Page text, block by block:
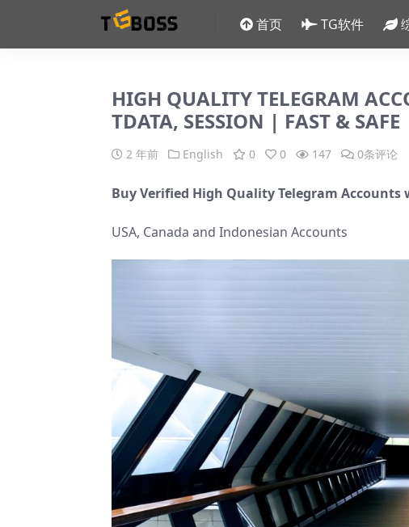
首页 TG软件
HIGH QUALITY TELEGRAM
TDATA, SESSION | FAST & SAFE
2 年前 English 0 0 147 0条评论
Buy Verified High Quality Telegram
USA, Canada and Indonesian Accounts